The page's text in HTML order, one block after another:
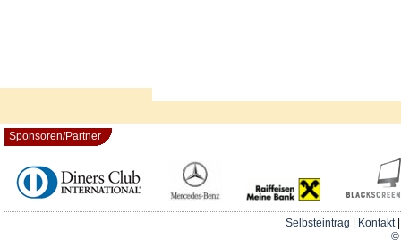
Sponsoren/Partner
Selbsteintrag Kontakt
©